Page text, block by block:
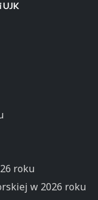
UJK
roku
w 2026 roku